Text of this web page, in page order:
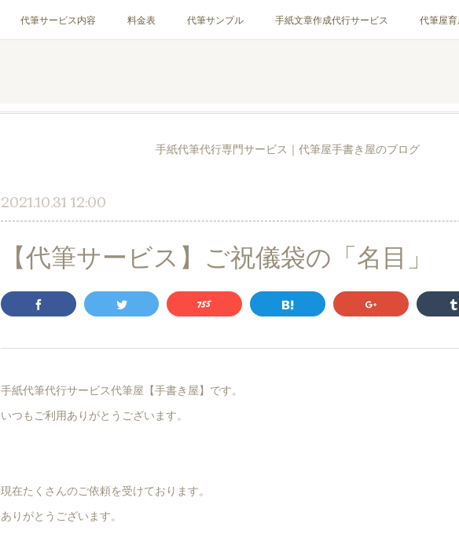
代筆サービス内容 料金表 代筆サンプル 手紙文章作成代行サービス 代筆屋
手紙代筆代行専門サービス｜代筆屋手書き屋のブログ
2021.10.31 12:00
【代筆サービス】ご祝儀袋の「名目」
手紙代筆代行サービス代筆屋【手書き屋】です。
いつもご利用ありがとうございます。
現在たくさんのご依頼を受けております。
ありがとうございます。